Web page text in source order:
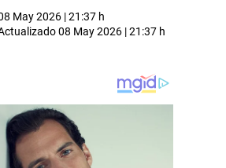
May 2026 | 21:37 h
08 May 2026 | 21:37 h